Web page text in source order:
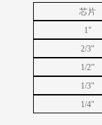
芯片
1"
2/3"
1/2”
1/3"
1/4"